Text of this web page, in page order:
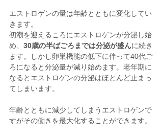
エストロゲンの量は年齢とともに変化してい
きます。
初潮を迎えるころにエストロゲンが分泌し始
め、 30歳の半ばごろまでは分泌が盛んに続き
ます。しかし卵巣機能の低下に伴って40代ご
ろになると分泌量が減り始めます。老年期に
なるとエストロゲンの分泌はほとんど止まっ
てしまいます。
年齢とともに減少してしまうエストロゲンで
すがその働きを最大化することができます。